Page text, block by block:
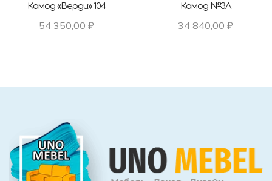
Комод «Верди» 104
54 350,00 ₽
Комод №3А
34 840,00 ₽